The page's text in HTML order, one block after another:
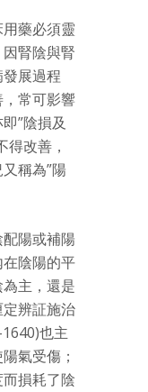
藥必須靈
腎陰與腎
展過程
常可影響
”陰損及
得改善，
稱為”陽
陽或補陽
陰陽的平
主，還是
辨証施治
也主
氣受傷；
損耗了陰